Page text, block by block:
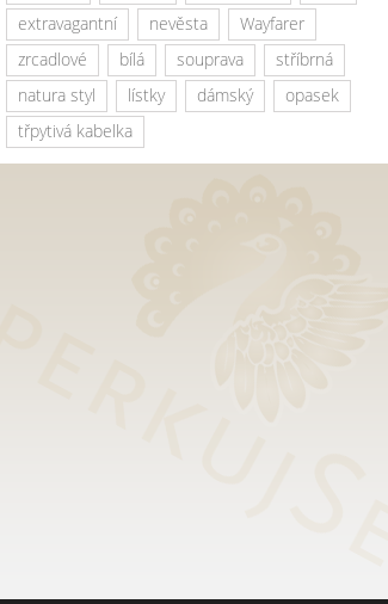
extravagantní
nevěsta
Wayfarer
zrcadlové
bílá souprava
stříbrná
natura styl
lístky dámský
opasek
třpytivá kabelka